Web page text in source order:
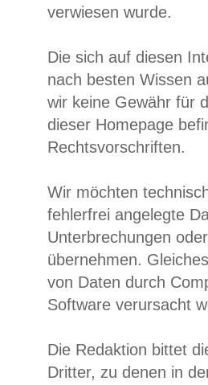
verwiesen wurde.
Die sich auf diesen
nach besten Wissen
wir keine Gewähr für
dieser Homepage
Rechtsvorschriften.
Wir möchten
fehlerfrei angelegte
Unterbrechungen
übernehmen.
von Daten durch
Software verursacht
Die Redaktion bittet
Dritter, zu denen in